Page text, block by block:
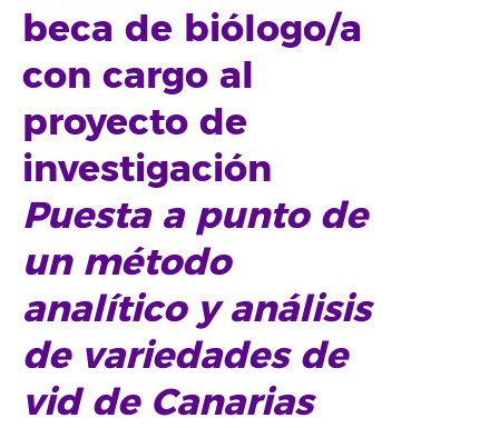
beca de biólogo/a
con cargo al
proyecto de
investigación
Puesta a punto de
un método
analítico y análisis
de variedades de
vid de Canarias